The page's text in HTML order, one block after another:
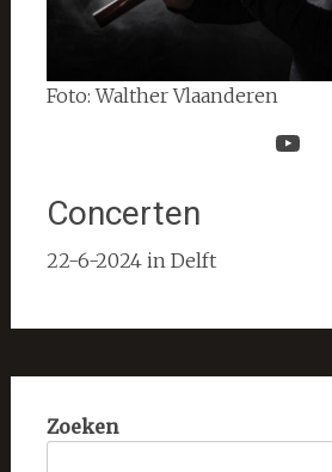
Foto: Walther Vlaanderen
Concerten
22-6-2024 in Delft
Zoeken